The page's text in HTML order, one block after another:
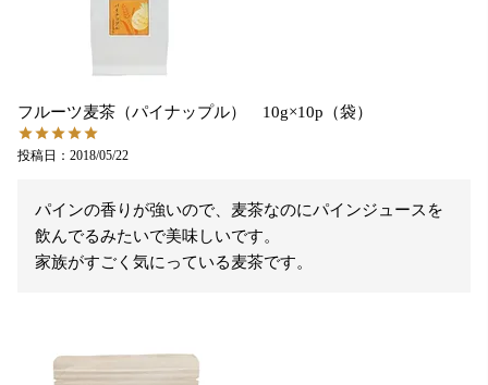
フルーツ麦茶（パイナップル） 10g×10p（袋）
投稿日 2018/05/22
パインの香りが強いので、麦茶なのにパインジュースを
飲んでるみたいで美味しいです。
家族がすごく気にっている麦茶です。